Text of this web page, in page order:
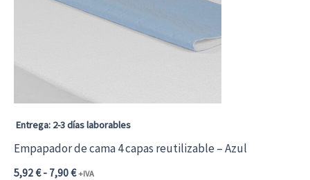
Entrega: 2-3 días laborables
Empapador de cama 4 capas reutilizable – Azul
5,92€ - 7,90€Rango
+IVA